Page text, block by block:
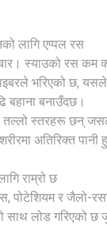
लागि एप्पल रस
स्याउको रस कम
भरिएको छ, यसले
बहाना बनाउँदछ।
तल्लो स्तरहरू छन् जसले
अतिरिक्त पानी
राम्रो छ
पोटेशियम र जैलो-
लोड गरिएको छ